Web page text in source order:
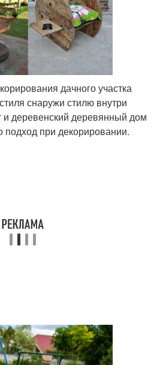
дачного участка
снаружи стилю внутри
деревенский деревянный дом
подход при декорировании.